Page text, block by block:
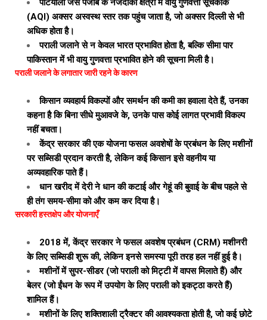
पटियाला जैसे पंजाब के नजदीकी क्षेत्रों में वायु गुणवत्ता सूचकांक
(AQI) अक्सर अस्वस्थ स्तर तक पहुंच जाता है, जो अक्सर दिल्ली से भी
अधिक होता है।
पराली जलाने से न केवल भारत प्रभावित होता है, बल्कि सीमा पार
पाकिस्तान में भी वायु गुणवत्ता प्रभावित होने की सूचना मिली है।
पराली जलाने के लगातार जारी रहने के कारण
किसान व्यवहार्य विकल्पों और समर्थन की कमी का हवाला देते हैं, उनका
कहना है कि बिना सीधे मुआवजे के, उनके पास कोई लागत प्रभावी विकल्प
नहीं बचता।
केंद्र सरकार की एक योजना फसल अवशेषों के प्रबंधन के लिए मशीनों
पर सब्सिडी प्रदान करती है, लेकिन कई किसान इसे वहनीय या
अव्यवहारिक पाते हैं।
धान खरीद में देरी ने धान की कटाई और गेहूं की बुवाई के बीच पहले से
ही तंग समय-सीमा को और कम कर दिया है।
सरकारी हस्तक्षेप और योजनाएँ
2018 में, केंद्र सरकार ने फसल अवशेष प्रबंधन (CRM) मशीनरी
के लिए सब्सिडी शुरू की, लेकिन इनसे समस्या पूरी तरह हल नहीं हुई है।
मशीनों में सुपर-सीडर (जो पराली को मिट्टी में वापस मिलाते हैं) और
बेलर (जो ईंधन के रूप में उपयोग के लिए पराली को इकट्ठा करते हैं)
शामिल हैं।
मशीनों के लिए शक्तिशाली ट्रैक्टर की आवश्यकता होती है, जो कई छोटे